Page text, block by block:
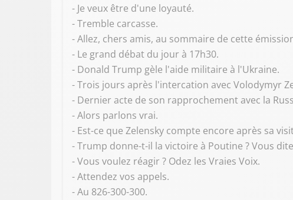
- Je veux être d'une loyauté.
- Tremble carcasse.
- Allez, chers amis, au sommaire de cette
- Le grand débat du jour à 17h30.
- Donald Trump gèle l'aide militaire à l'Ukraine.
- Trois jours après l'intercation avec Volodymyr
- Dernier acte de son rapprochement avec la
- Alors parlons vrai.
- Est-ce que Zelensky compte encore après sa
- Trump donne-t-il la victoire à Poutine ? Vous
- Vous voulez réagir ? Odez les Vraies Voix.
- Attendez vos appels.
- Au 826-300-300.